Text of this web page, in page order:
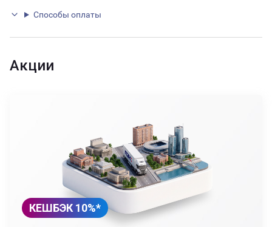
Способы оплаты
Акции
КЕШБЭК 10%*